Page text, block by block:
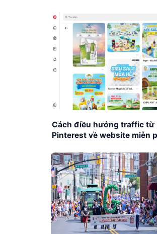
Cách điều hướng traffic từ
Pinterest về website miễn